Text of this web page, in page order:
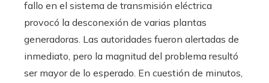
fallo en el sistema de transmisión eléctrica
provocó la desconexión de varias plantas
generadoras. Las autoridades fueron alertadas de
inmediato, pero la magnitud del problema resultó
ser mayor de lo esperado. En cuestión de minutos,